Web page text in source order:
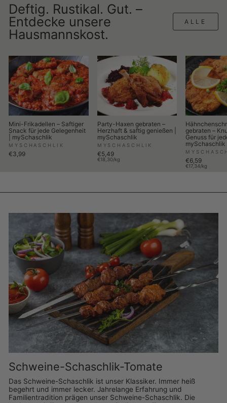
Deftig. Rustikal. Gut. –
Entdecke unsere
Hausmannskost.
ALLE
Mini-Frikadellen – Saftiger
Snack für jede Gelegenheit
| mySchaschlik
MYSCHASCHLIK
€3,99
Party-Haxen gebraten –
Herzhaft & saftig genießen |
mySchaschlik
MYSCHASCHLIK
€5,49
€18,30/kg
gebraten –
Genuss für
mySchaschlik
€6,59
€17,34/kg
Schweine-Schaschlik-Tomate
Das Schweine-Schaschlik ist unser Klassiker. Immer heiß
begehrt und immer lecker. Jahrelange Erfahrung und
Familientradition prägen unser Schweine-Schaschlik. Die